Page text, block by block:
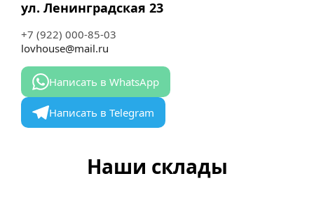
ул. Ленинградская 23
+7 (922) 000-85-03
lovhouse@mail.ru
Написать в WhatsApp
Написать в Telegram
Наши склады